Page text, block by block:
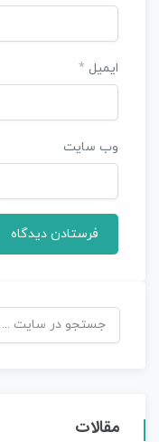
ایمیل *
وب‌ سایت
مقالات